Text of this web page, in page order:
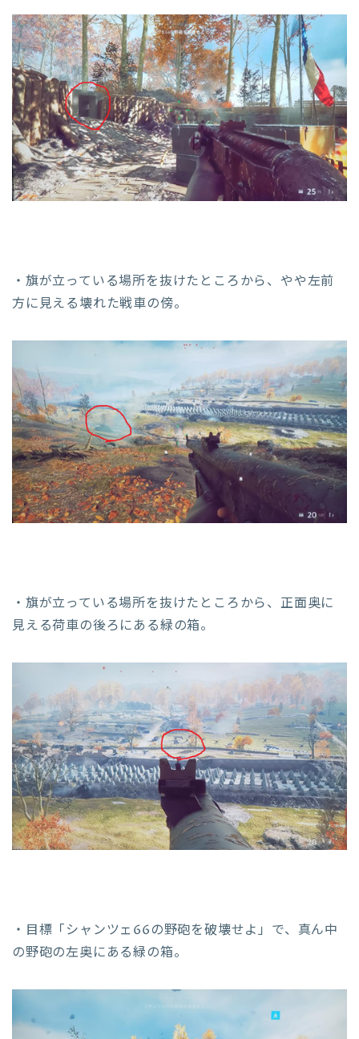
・旗が立っている場所を抜けたところから、やや左前
方に見える壊れた戦車の傍。
・旗が立っている場所を抜けたところから、正面奥に
見える荷車の後ろにある緑の箱。
・目標「シャンツェ66の野砲を破壊せよ」で、真ん中
の野砲の左奥にある緑の箱。